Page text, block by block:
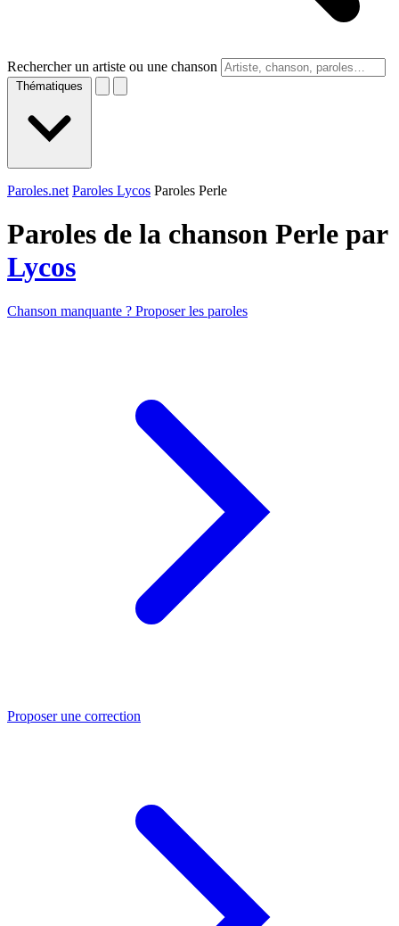
Rechercher un artiste ou une chanson
Thématiques
Paroles.net Paroles Lycos Paroles Perle
Paroles de la chanson Perle par
Lycos
Chanson manquante ? Proposer les paroles
Proposer une correction